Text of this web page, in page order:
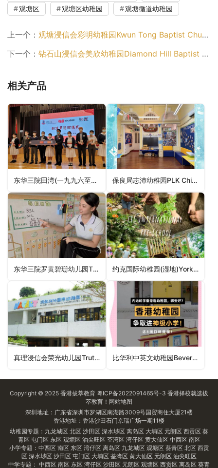
观塘区
观塘区幼稚园 观塘循道幼稚园
上一个： 观塘浸信会彩明幼稚园Kwun Tong Baptist Church Choi Ming Kindergarten（西贡区幼稚园）
下一个： 钻石山浸信会美欣幼稚园Diamond Hill Baptist Church Bright Blossoms Kindergarten（观塘区幼稚园）
相关产品
东华三院田湾(一九九六至一九九七总理)幼稚园TWGHs Tin Wan Kindergarten（南区幼稚园） 保良局志沛幼稚园PLK Chi Pui Kindergarten（荃湾区幼稚园）
东华三院罗黄碧珊幼儿园TWGHs Lo Wong Pik Shan Nursery School（九龙城区幼稚园） 约克国际幼稚园(湿地)York International Pre-school (Wetland)（元朗区幼稚园）
真理浸信会荣光幼儿园Truth Baptist Church Glory Nursery（沙田区幼稚园） 比华利中英文幼稚园Beverly Anglo-Chinese Kindergarten（西贡区幼稚园）
Copyright © 2025 香港拔萃教育 粤ICP备2022091465号-3 香港择校就选拔
萃教育！ 网站地图
深圳地址：广东省深圳市罗湖区南湖路3009号国贸商住大厦21楼
香港地址：香港沙田石门京瑞广场一期11楼
幼稚园专题： 九龙城区 北区 沙田区 深水埗区 离岛区 大埔区 元朗区 西贡区 葵
青区 屯门区 东区 观塘区 油尖旺区 荃湾区 湾仔区 黄大仙区 中西区 南区
小学专题： 中西区 南区 东区 湾仔区 离岛区 九龙城区 观塘区 葵青区 北区 西贡
区 深水埗区 沙田区 屯门区 大埔区 荃湾区 黄大仙区 元朗区 油尖旺区
中学专题： 中西区 南区 东区 湾仔区 沙田区 元朗区 观塘区 西贡区 离岛区 葵青